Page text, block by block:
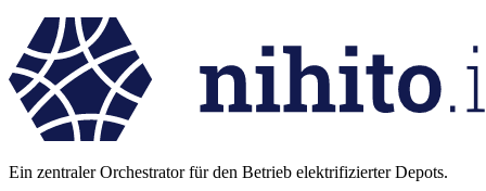
Ein zentraler Orchestrator für den Betrieb elektrifizierter Depots.